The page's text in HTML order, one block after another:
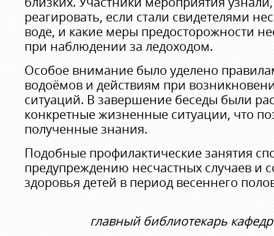
реагировать, если стали свидетелями
воде, и какие меры предосторожности
при наблюдении за ледоходом.
Особое внимание было уделено
водоёмов и действиям при
ситуаций. В завершение беседы были
конкретные жизненные ситуации, что
полученные знания.
Подобные профилактические занятия
предупреждению несчастных случаев и
здоровья детей в период весеннего
главный библиотекарь